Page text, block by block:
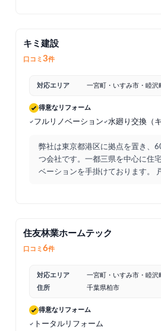
キミ建設
口コミ3件
対応エリア 一宮町・いすみ市・睦沢
得意なリフォーム
フルリノベーション 水廻り交換（
弊社は東京都港区に拠点を置き、
つ会社です。一都三県を中心に住
ベーションを手掛けております。
住友林業ホームテック
口コミ6件
対応エリア
一宮町・いすみ市・睦沢
住所
千葉県柏市
得意なリフォーム
トータルリフォーム